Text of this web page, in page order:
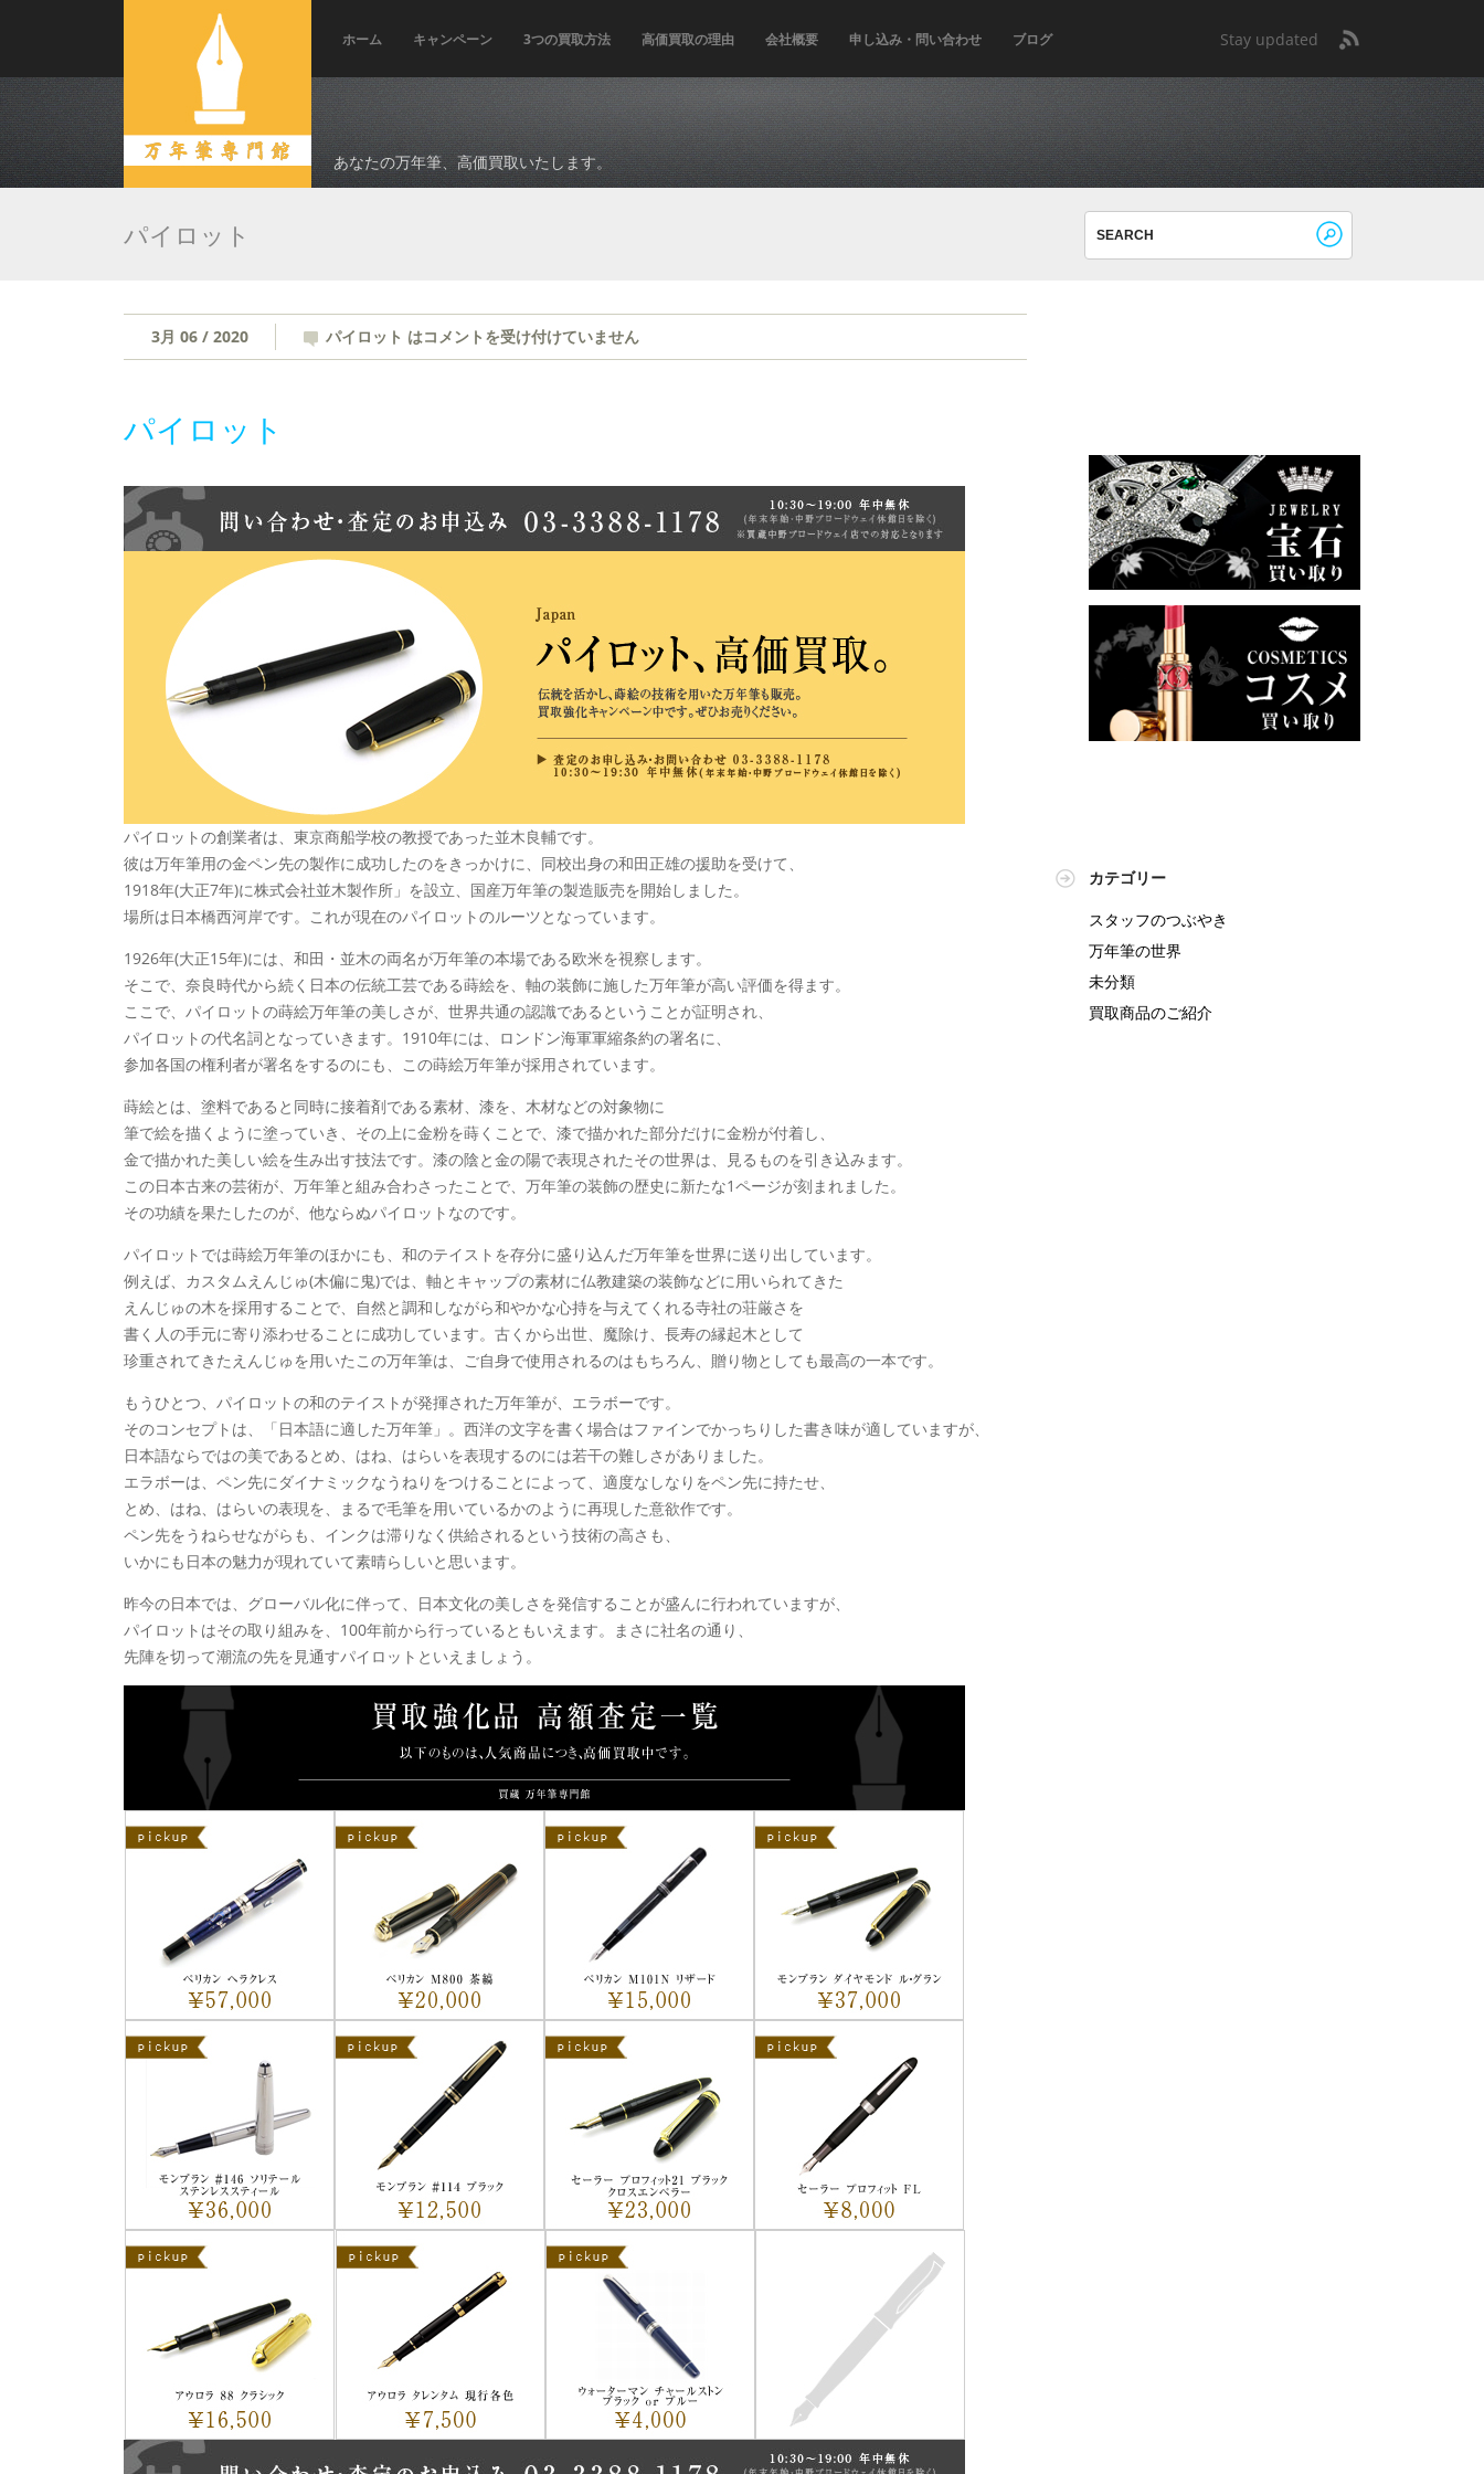
あなたの万年筆、高価買取いたします。
ホーム キャンペーン 3つの買取方法 高価買取の理由 会社概要 申し込み・問い合わせ ブログ Stay updated
パイロット
3月 06 / 2020 パイロット はコメントを受け付けていません
パイロット
パイロットの創業者は、東京商船学校の教授であった並木良輔です。
彼は万年筆用の金ペン先の製作に成功したのをきっかけに、同校出身の和田正雄の援助を受けて、
1918年(大正7年)に株式会社並木製作所」を設立、国産万年筆の製造販売を開始しました。
場所は日本橋西河岸です。これが現在のパイロットのルーツとなっています。
1926年(大正15年)には、和田・並木の両名が万年筆の本場である欧米を視察します。
そこで、奈良時代から続く日本の伝統工芸である蒔絵を、軸の装飾に施した万年筆が高い評価を得ます。
ここで、パイロットの蒔絵万年筆の美しさが、世界共通の認識であるということが証明され、
パイロットの代名詞となっていきます。1910年には、ロンドン海軍軍縮条約の署名に、
参加各国の権利者が署名をするのにも、この蒔絵万年筆が採用されています。
蒔絵とは、塗料であると同時に接着剤である素材、漆を、木材などの対象物に
筆で絵を描くように塗っていき、その上に金粉を蒔くことで、漆で描かれた部分だけに金粉が付着し、
金で描かれた美しい絵を生み出す技法です。漆の陰と金の陽で表現されたその世界は、見るものを引き込みます。
この日本古来の芸術が、万年筆と組み合わさったことで、万年筆の装飾の歴史に新たな1ページが刻まれました。
その功績を果たしたのが、他ならぬパイロットなのです。
パイロットでは蒔絵万年筆のほかにも、和のテイストを存分に盛り込んだ万年筆を世界に送り出しています。
例えば、カスタムえんじゅ(木偏に鬼)では、軸とキャップの素材に仏教建築の装飾などに用いられてきた
えんじゅの木を採用することで、自然と調和しながら和やかな心持を与えてくれる寺社の荘厳さを
書く人の手元に寄り添わせることに成功しています。古くから出世、魔除け、長寿の縁起木として
珍重されてきたえんじゅを用いたこの万年筆は、ご自身で使用されるのはもちろん、贈り物としても最高の一本です。
もうひとつ、パイロットの和のテイストが発揮された万年筆が、エラボーです。
そのコンセプトは、「日本語に適した万年筆」。西洋の文字を書く場合はファインでかっちりした書き味が適していますが、
日本語ならではの美であるとめ、はね、はらいを表現するのには若干の難しさがありました。
エラボーは、ペン先にダイナミックなうねりをつけることによって、適度なしなりをペン先に持たせ、
とめ、はね、はらいの表現を、まるで毛筆を用いているかのように再現した意欲作です。
ペン先をうねらせながらも、インクは滞りなく供給されるという技術の高さも、
いかにも日本の魅力が現れていて素晴らしいと思います。
昨今の日本では、グローバル化に伴って、日本文化の美しさを発信することが盛んに行われていますが、
パイロットはその取り組みを、100年前から行っているともいえます。まさに社名の通り、
先陣を切って潮流の先を見通すパイロットといえましょう。
カテゴリー
スタッフのつぶやき
万年筆の世界
未分類
買取商品のご紹介